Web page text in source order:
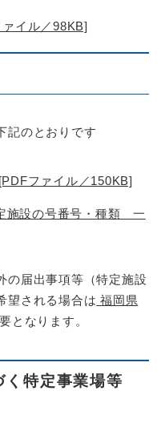
イル／98KB]
記のとおりです
ファイル／150KB]
施設の号番号・種類 一
の届出事項等（特定施設
望される場合は 福岡県
となります。
特定事業場等